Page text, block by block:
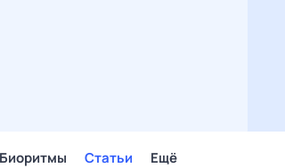
Биоритмы Статьи Ещё